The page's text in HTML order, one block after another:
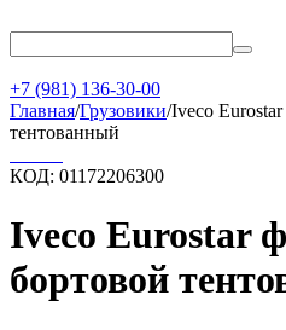
+7 (981) 136-30-00
Главная/Грузовики/Iveco
тентованный
КОД: 01172206300
Iveco Eurostar
бортовой